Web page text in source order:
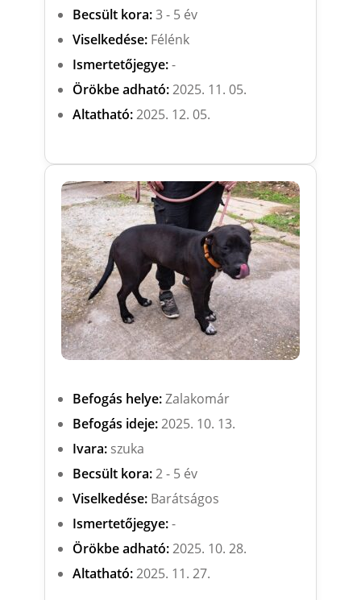
Becsült kora:3 - 5 év
Viselkedése:Félénk
Ismertetőjegye:-
Örökbe adható:2025. 11. 05.
Altatható:2025. 12. 05.
Befogás helye:Zalakomár
Befogás ideje:2025. 10. 13.
Ivara:szuka
Becsült kora:2 - 5 év
Viselkedése:Barátságos
Ismertetőjegye:-
Örökbe adható:2025. 10. 28.
Altatható:2025. 11. 27.